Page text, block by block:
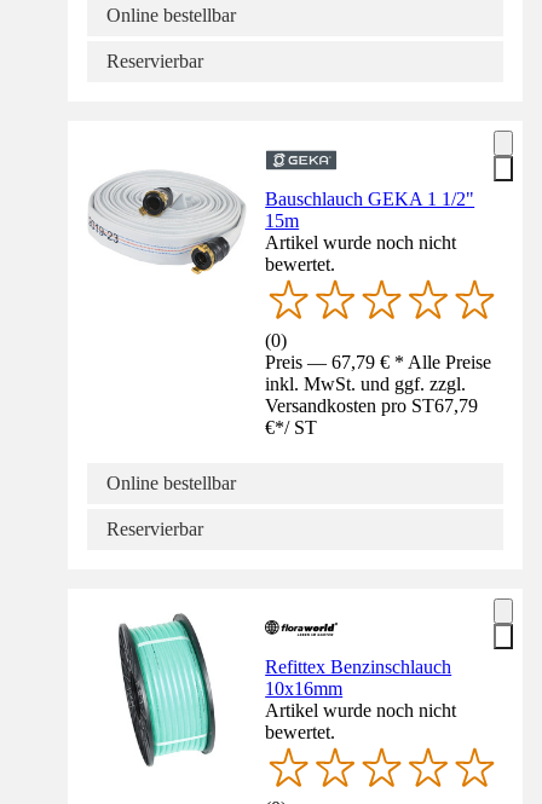
Online bestellbar
Reservierbar
Bauschlauch GEKA 1 1/2"
15m
Artikel wurde noch nicht
bewertet.
(0)
Preis — 67,79 € * Alle Preise
inkl. MwSt. und ggf. zzgl.
Versandkosten pro ST67,79
€*/ ST
Online bestellbar
Reservierbar
Refittex Benzinschlauch
10x16mm
Artikel wurde noch nicht
bewertet.